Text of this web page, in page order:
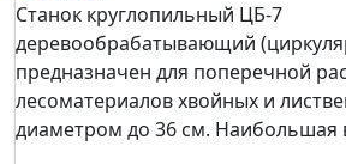
Станок круглопильный ЦБ-7
деревообрабатывающий
предназначен для поперечной
лесоматериалов хвойных и
диаметром до 36 см. Наибольшая